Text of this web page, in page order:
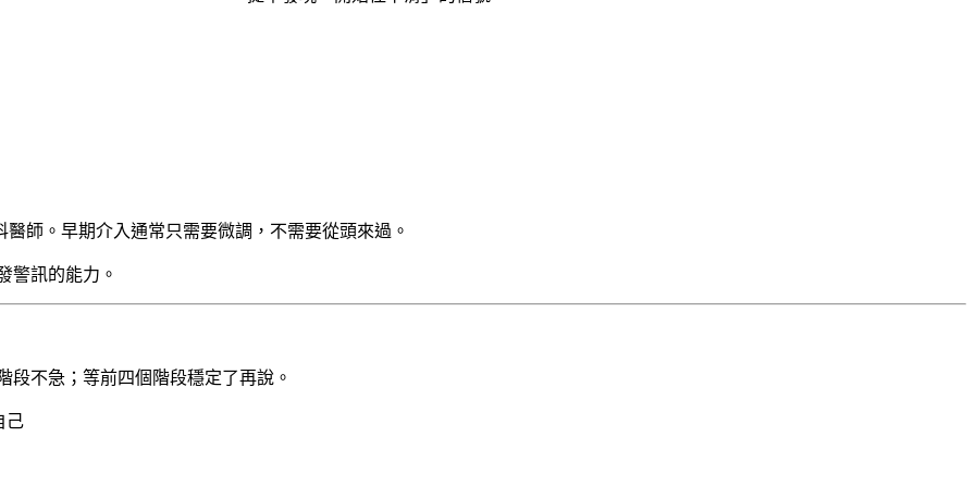
師。早期介入通常只需要微調，不需要從頭來過。
警訊的能力。
段不急；等前四個階段穩定了再說。
己